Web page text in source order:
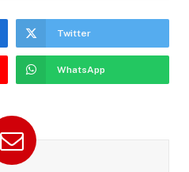
Twitter
WhatsApp